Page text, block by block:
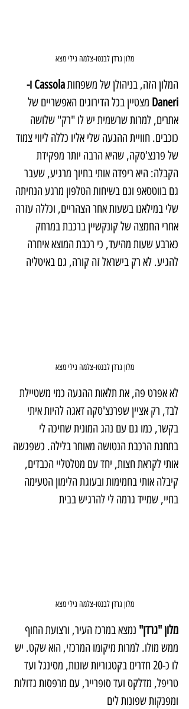
מלון גרדן לבנטו-צלמה גילי מצא
המלון הזה, בניהולן של משפחות
Cassola ו-
Daneri מצטיין בכל הדירוגים האפשריים של
אתרים, למרות שרשמית יש לו "רק" שלושה
כוכבים. חוויית ההגעה שלי אליו כללה ליווי צמוד
של פרנצ'סקה, שהיא הרבה יותר מפקידת
הקבלה: היא ריפדה אותי בחיוך מרגיע, שעבר
גם בווטסאפ וגם בשיחות הטלפון מרגע הנחיתה
שלי במילאנו בשעות אחר הצהריים, וכללה עזרה
אחרי החמצה של קונקשיין ברכבת במרחק
כארבע שעות מהיעד, כי רכבת המוצא איחרה
להגיע. לא רק בישראל זה קורה, גם באיטליה
מלון גרדן לבנטו-צלמה גילי מצא
לא אפרט פה, את תלאות ההגעה כמי משטיילת
לבד, רק אציין שפרנצ'סקה דאגה להיות איתי
בקשר, כמו גם עם נהג המונית שחיכה לי
בתחנת הרכבת הנטושה מאוחר בלילה. כשפגשה
אותי לקראת חצות, יחד עם מטלטליי הכבדים,
קיבלה אותי בחמימות ובעוגת הלימון הטעימה
בחיי, שמייד גרמה לי להרגיש בבית
מלון גרדן לבנטו-צלמה גילי מצא
מלון "גרדן" נמצא במרכז העיר, ורצועת החוף
ממש מולו. למרות מיקומו המרכזי, הוא שקט. יש
לו כ-20 חדרים בקטגוריות שונות, מסינגל ועד
טריפל, מדלקס ועד סופרייר, עם מרפסות גדולות
ומפנקות שפונות לים